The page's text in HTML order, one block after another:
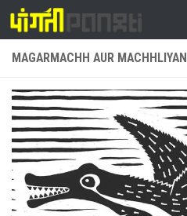
Skip to content
MAGARMACHH AUR MACHHLIYAN